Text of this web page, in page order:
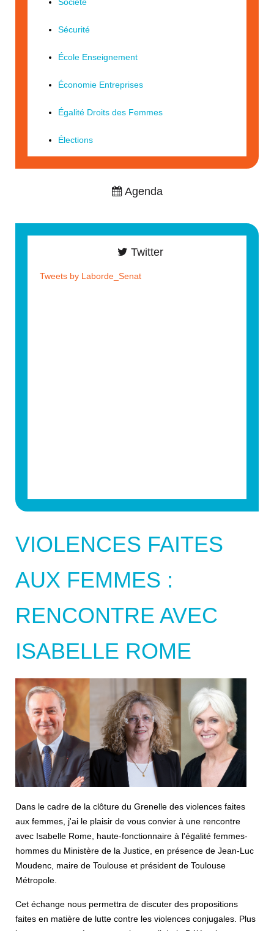
VIOLENCES FAITES
AUX FEMMES :
RENCONTRE AVEC
ISABELLE ROME
Dans le cadre de la clôture du Grenelle des violences faites
aux femmes, j'ai le plaisir de vous convier à une rencontre
avec Isabelle Rome, haute-fonctionnaire à l'égalité femmes-
hommes du Ministère de la Justice, en présence de Jean-Luc
Moudenc, maire de Toulouse et président de Toulouse
Métropole.
Cet échange nous permettra de discuter des propositions
faites en matière de lutte contre les violences conjugales. Plus
Sécurité
École Enseignement
Économie Entreprises
Égalité Droits des Femmes
Élections
Agenda
Twitter
Tweets by Laborde_Senat